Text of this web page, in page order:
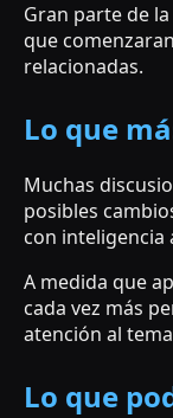
Gran parte de
que
relacionadas.
Lo que
Muchas
posibles
con inteligencia
A medida que
cada vez más
atención al
Lo que